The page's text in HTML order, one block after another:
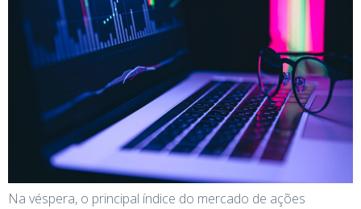
Na véspera, o principal índice do mercado de ações